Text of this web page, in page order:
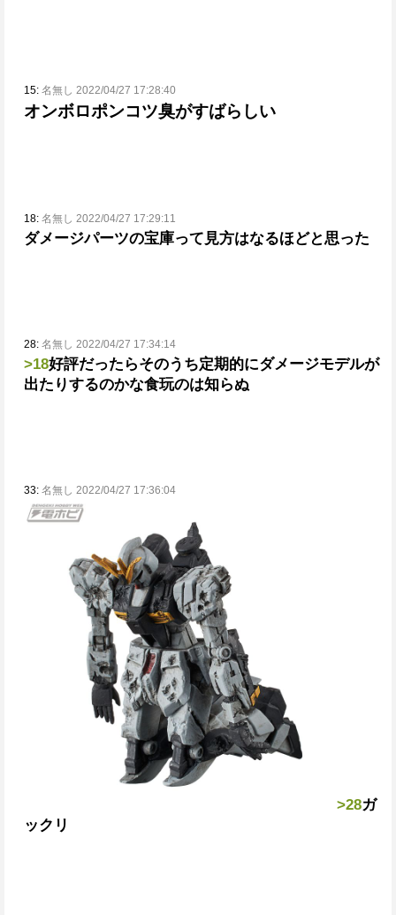
15: 名無し 2022/04/27 17:28:40
オンボロポンコツ臭がすばらしい
18: 名無し 2022/04/27 17:29:11
ダメージパーツの宝庫って見方はなるほどと思った
28: 名無し 2022/04/27 17:34:14
>18好評だったらそのうち定期的にダメージモデルが
出たりするのかな食玩のは知らぬ
33: 名無し 2022/04/27 17:36:04
>28ガ
ックリ